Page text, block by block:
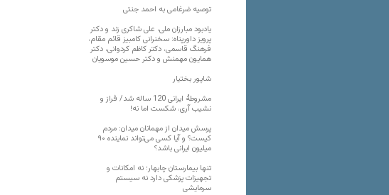
توصیه ضرغامی به احمد جنتی
یادبود مبارزان ملی، علی شاکری زند و دکتر
پرویز داورپناه: سخنرانی کامبیز قائم مقام،
فرهنگ قاسمی، دکتر کاظم کردوانی، دکتر
همایون مهمنش و دکتر حسین موسویان
شاپور بختیار
مشروطۀ ایرانی 120 ساله شد/ فراز و
نشیب آری، شکست اما نه!
پرسش میدان از مهمانان میدان: مردم
کیست؟ و آیا کسی می‌تواند نماینده ۹۰
میلیون ایرانی باشد؟
تنها بیمارستان چابهار؛ نه امکانات و
تجهیزات پزشکی دارد نه سیستم
سرمایشی